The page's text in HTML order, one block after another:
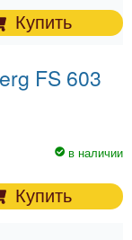
Купить
FS 603
в наличии
Купить